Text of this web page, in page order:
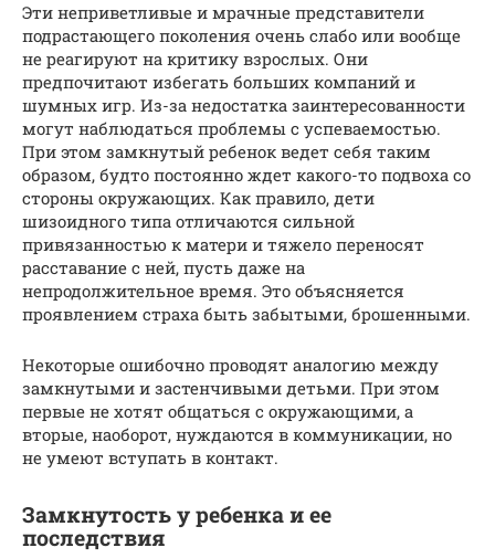
Эти неприветливые и мрачные представители
подрастающего поколения очень слабо или вообще
не реагируют на критику взрослых. Они
предпочитают избегать больших компаний и
шумных игр. Из-за недостатка заинтересованности
могут наблюдаться проблемы с успеваемостью.
При этом замкнутый ребенок ведет себя таким
образом, будто постоянно ждет какого-то подвоха со
стороны окружающих. Как правило, дети
шизоидного типа отличаются сильной
привязанностью к матери и тяжело переносят
расставание с ней, пусть даже на
непродолжительное время. Это объясняется
проявлением страха быть забытыми, брошенными.
Некоторые ошибочно проводят аналогию между
замкнутыми и застенчивыми детьми. При этом
первые не хотят общаться с окружающими, а
вторые, наоборот, нуждаются в коммуникации, но
не умеют вступать в контакт.
Замкнутость у ребенка и ее
последствия